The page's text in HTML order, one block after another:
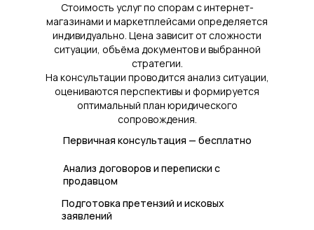
Стоимость услуг по спорам с интернет-
магазинами и маркетплейсами определяется
индивидуально. Цена зависит от сложности
ситуации, объёма документов и выбранной
стратегии.
На консультации проводится анализ ситуации,
оцениваются перспективы и формируется
оптимальный план юридического
сопровождения.
Первичная консультация — бесплатно
Анализ договоров и переписки с
продавцом
Подготовка претензий и исковых
заявлений